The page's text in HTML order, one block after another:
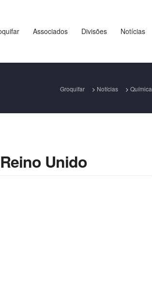
Associados Divisões Notícias
Groquifar > Notícias > Química
Unido